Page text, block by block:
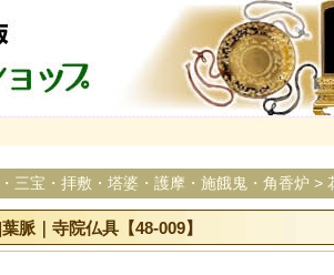
三宝・拝敷・塔婆・護摩・施餓鬼・角香炉 >
脈｜寺院仏具【48-009】